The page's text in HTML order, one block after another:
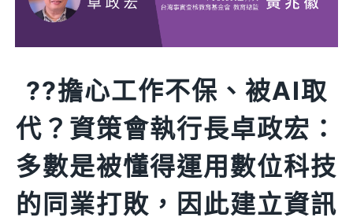
??擔心工作不保、被AI取
代？資策會執行長卓政宏：
多數是被懂得運用數位科技
的同業打敗，因此建立資訊